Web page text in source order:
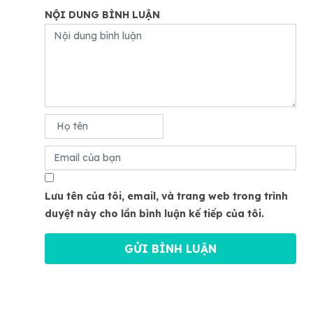
NỘI DUNG BÌNH LUẬN
Lưu tên của tôi, email, và trang web trong trình
duyệt này cho lần bình luận kế tiếp của tôi.